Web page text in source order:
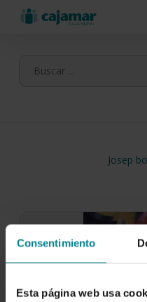
Consentimiento
Esta página web usa
Josep